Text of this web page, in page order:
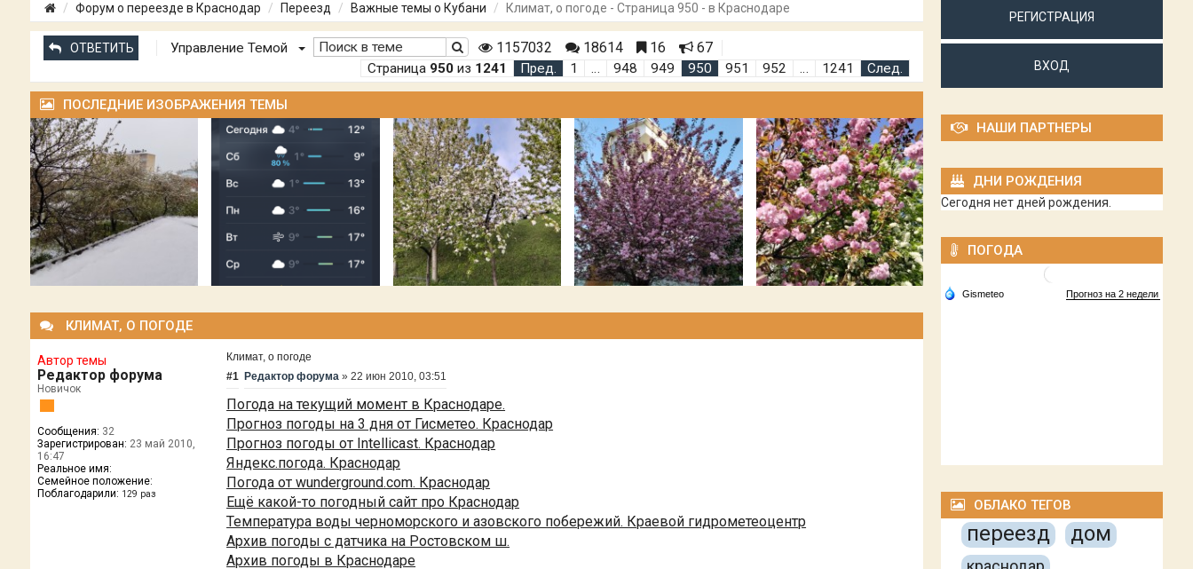
Форум о переезде в Краснодар Переезд Важные темы о Кубани Климат, о погоде - Страница 950 - в Краснодаре
ОТВЕТИТЬ Управление Темой 1157032 18614 16 67
Страница 950 из 1241 Пред. 1 … 948 949 950 951 952 … 1241 След.
ПОСЛЕДНИЕ ИЗОБРАЖЕНИЯ ТЕМЫ
КЛИМАТ, О ПОГОДЕ
Автор темы
Редактор форума
Новичок
Сообщения: 32
Зарегистрирован: 23 май 2010,
16:47
Реальное имя:
Семейное положение:
Поблагодарили: 129 раз
Климат, о погоде
#1 Редактор форума »22 июн 2010, 03:51
Погода на текущий момент в Краснодаре.
Прогноз погоды на 3 дня от Гисметео. Краснодар
Прогноз погоды от Intellicast. Краснодар
Яндекс.погода. Краснодар
Погода от wunderground.com. Краснодар
Ещё какой-то погодный сайт про Краснодар
Температура воды черноморского и азовского побережий. Краевой гидрометеоцентр
Архив погоды с датчика на Ростовском ш.
Архив погоды в Краснодаре
РЕГИСТРАЦИЯ
ВХОД
НАШИ ПАРТНЕРЫ
ДНИ РОЖДЕНИЯ
Сегодня нет дней рождения.
ПОГОДА
ОБЛАКО ТЕГОВ
переезд дом